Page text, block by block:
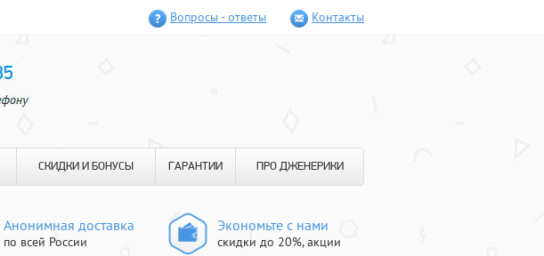
Вопросы - ответы Контакты
СКИДКИ И БОНУСЫ ГАРАНТИИ ПРО ДЖЕНЕРИКИ
Анонимная доставка
по всей России
Экономьте с нами
скидки до 20%, акции